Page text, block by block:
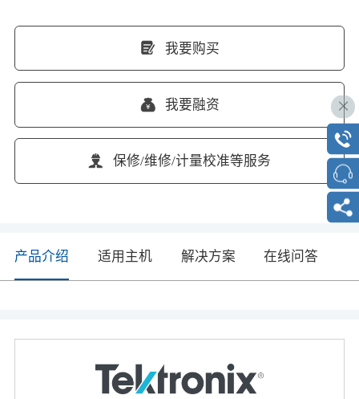
我要购买
我要融资
保修/维修/计量校准等服务
产品介绍 适用主机 解决方案 在线问答